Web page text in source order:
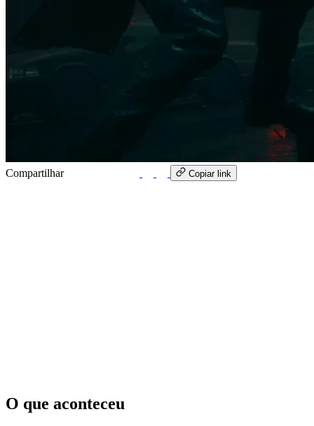
Compartilhar Copiar link
O que aconteceu